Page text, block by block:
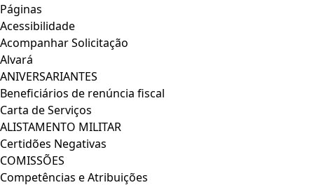
Páginas
Acessibilidade
Acompanhar Solicitação
Alvará
ANIVERSARIANTES
Beneficiários de renúncia fiscal
Carta de Serviços
ALISTAMENTO MILITAR
Certidões Negativas
COMISSÕES
Competências e Atribuições